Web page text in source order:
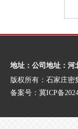
地址：公司地址：河
版权所有：石家庄
备案号： 冀ICP备